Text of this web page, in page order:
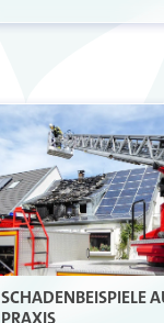
SCHADENBEISPIELE
PRAXIS